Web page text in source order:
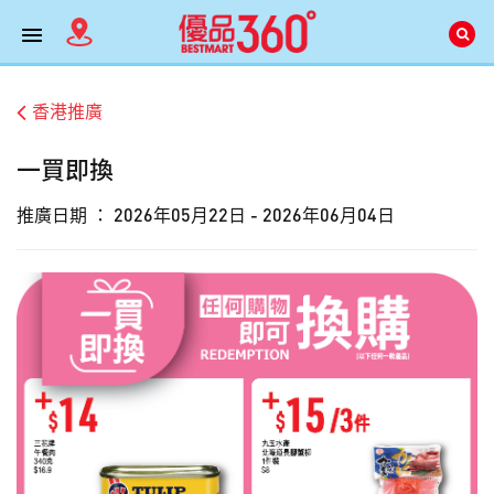
香港推廣
一買即換
推廣日期 ： 2026年05月22日 - 2026年06月04日